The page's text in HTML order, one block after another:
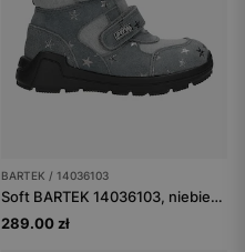
BARTEK / 14036103
Soft BARTEK 14036103, niebiesko-szary
289.00 zł